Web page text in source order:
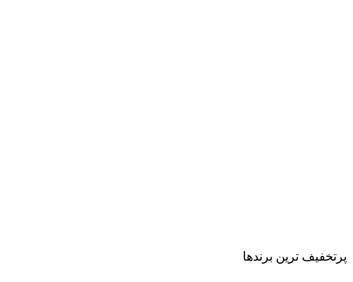
پرتخفیف ترین برندها